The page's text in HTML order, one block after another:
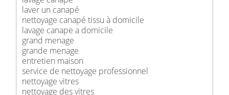
laver un canapé
nettoyage canapé tissu à domicile
lavage canape a domicile
grand menage
grande menage
entretien maison
service de nettoyage professionnel
nettoyage vitres
nettoyage des vitres